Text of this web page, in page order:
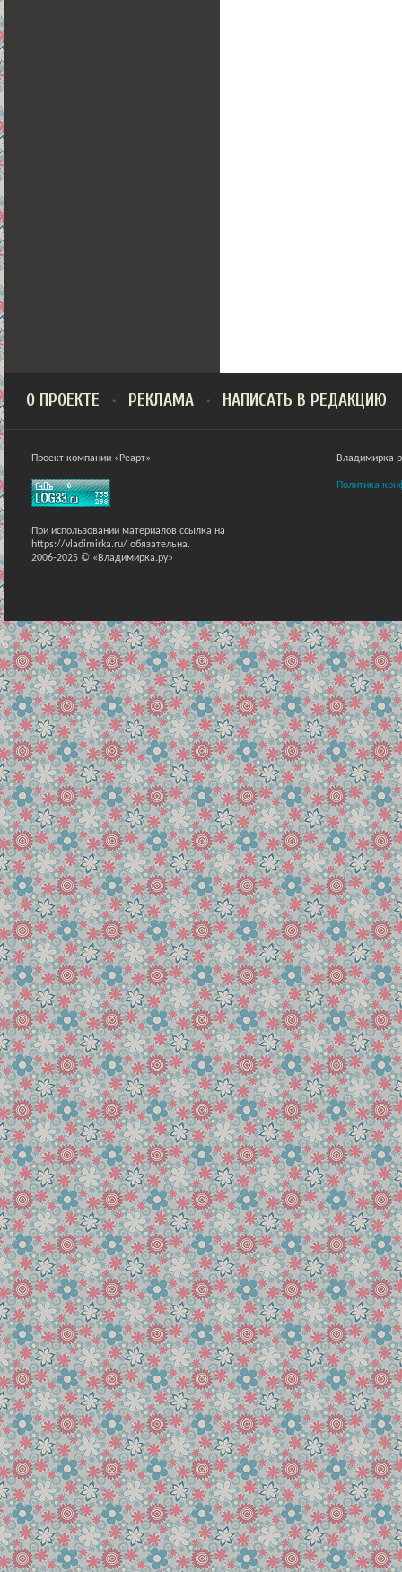
О ПРОЕКТЕ РЕКЛАМА НАПИСАТЬ В РЕДАКЦИЮ
Проект компании «Реарт»
При использовании материалов ссылка на
https://vladimirka.ru/ обязательна.
2006-2025 © «Владимирка.ру»
Владимирка
Политика